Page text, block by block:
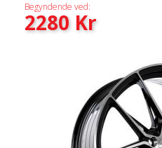
Begyndende ved:
2280Kr